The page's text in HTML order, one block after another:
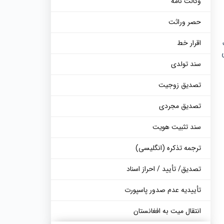
حصر وراثت
اقرار خط
سند تولدی
تصدیق زوجیت
تصدیق مجردی
سند تثبیت هویت
ترجمه تذکره (انگلیسی)
تصدیق/ تأیید / احراز اسناد
تأییدیه عدم صدور پاسپورت
انتقال میت به افغانستان